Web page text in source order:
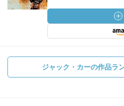
ジャック・カーの作品ラ